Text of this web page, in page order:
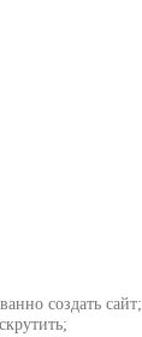
создать сайт;